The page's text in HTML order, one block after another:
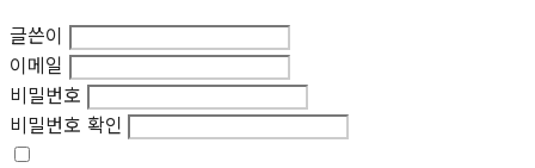
글쓴이
이메일
비밀번호
비밀번호 확인